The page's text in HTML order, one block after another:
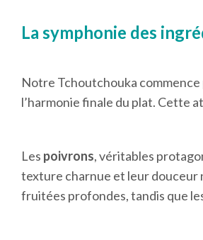
La symphonie des
Notre Tchoutchouka
l’harmonie finale du plat. Cette
Les poivrons, véritables
texture charnue et leur douceur
fruitées profondes, tandis que